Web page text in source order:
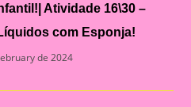
Atividade 16\30 –
com Esponja!
de 2024